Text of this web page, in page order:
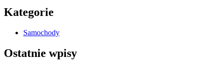
Kategorie
Samochody
Ostatnie wpisy